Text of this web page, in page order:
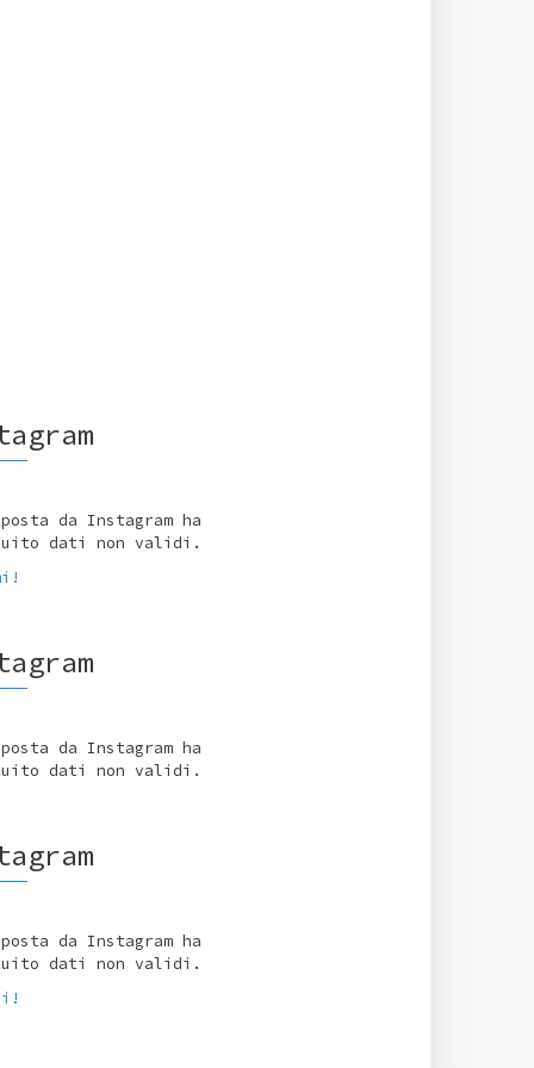
da Instagram ha
dati non validi.
da Instagram ha
dati non validi.
da Instagram ha
dati non validi.